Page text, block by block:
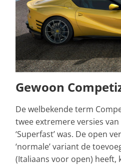
Gewoon
De welbekende term
twee extremere versies
‘Superfast’ was. De open
‘normale’ variant de
(Italiaans voor open) heeft,